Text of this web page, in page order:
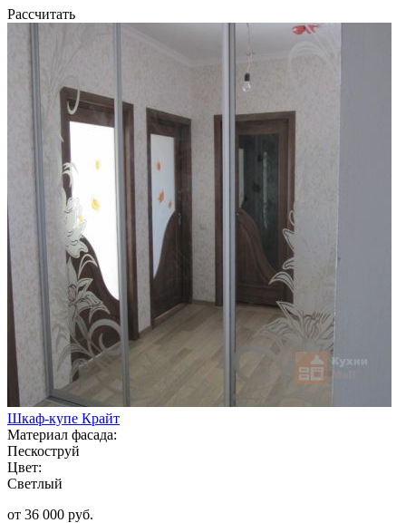
Рассчитать
Шкаф-купе Крайт
Материал фасада:
Пескоструй
Цвет:
Светлый
от 36 000 руб.